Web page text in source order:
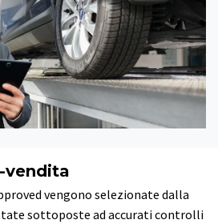
vendita
vengono selezionate dalla
sottoposte ad accurati controlli